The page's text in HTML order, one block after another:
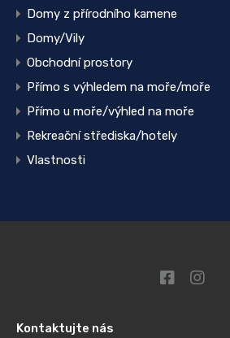
Domy z přírodního kamene
Domy/Vily
Obchodní prostory
Přímo s výhledem na moře/moře
Přímo u moře/výhled na moře
Rekreační střediska/hotely
Vlastnosti
Kontaktujte nás